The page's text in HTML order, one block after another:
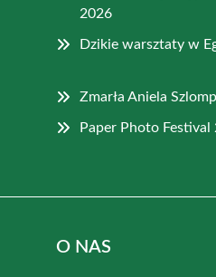
2026
Dzikie warsztaty w
Zmarła Aniela
Paper Photo
O NAS